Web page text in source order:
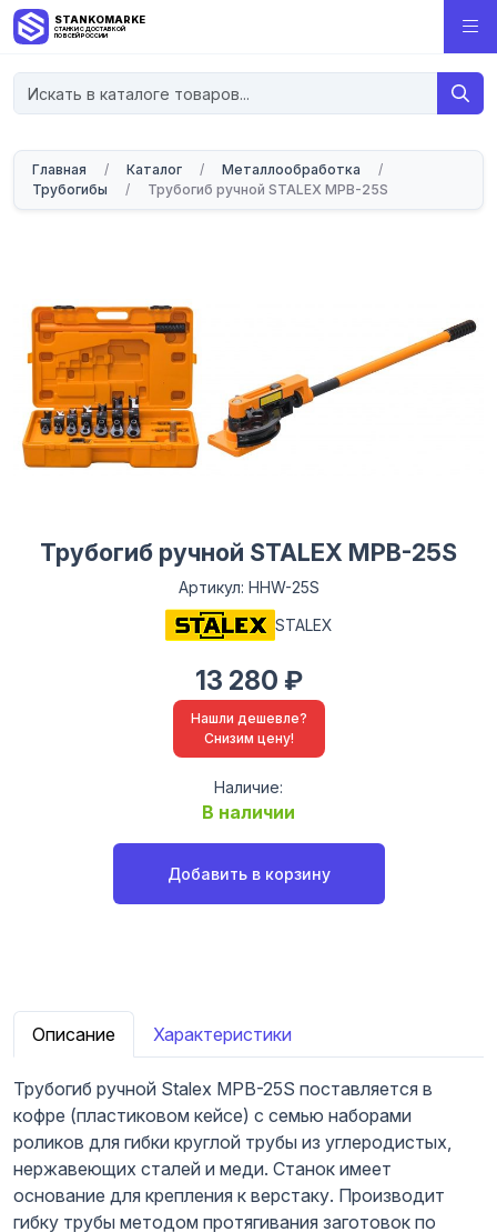
STANKOMARKET
СТАНКИ С ДОСТАВКОЙ
ПО ВСЕЙ РОССИИ
Главная / Каталог / Металлообработка
/
Трубогибы
/ Трубогиб ручной STALEX MPB-25S
Трубогиб ручной STALEX MPB-25S
Артикул: HHW-25S
STALEX
13 280 ₽
Нашли дешевле?
Снизим цену!
Наличие:
В наличии
Добавить в корзину
Описание Характеристики
Трубогиб ручной Stalex MPB-25S поставляется в
кофре (пластиковом кейсе) с семью наборами
роликов для гибки круглой трубы из углеродистых,
нержавеющих сталей и меди. Станок имеет
основание для крепления к верстаку. Производит
гибку трубы методом протягивания заготовок по